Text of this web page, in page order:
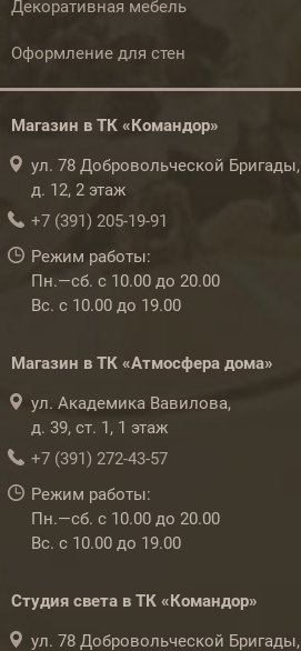
Декоративная мебель
Оформление для стен
Магазин в ТК «Командор»
ул. 78 Добровольческой Бригады,
д. 12, 2 этаж
+7 (391) 205-19-91
Режим работы:
Пн.—сб. с 10.00 до 20.00
Вс. с 10.00 до 19.00
Магазин в ТК «Атмосфера дома»
ул. Академика Вавилова,
д. 39, ст. 1, 1 этаж
+7 (391) 272-43-57
Режим работы:
Пн.—сб. с 10.00 до 20.00
Вс. с 10.00 до 19.00
Студия света в ТК «Командор»
ул. 78 Добровольческой Бригады,